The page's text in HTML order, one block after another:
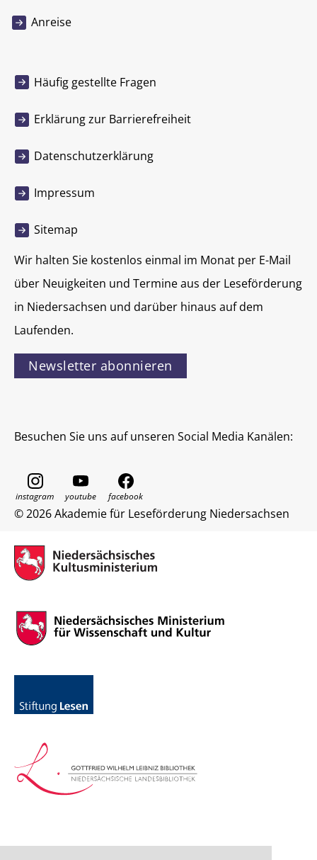
Anreise
Häufig gestellte Fragen
Erklärung zur Barrierefreiheit
Datenschutzerklärung
Impressum
Sitemap
Wir halten Sie kostenlos einmal im Monat per E-Mail
über Neuigkeiten und Termine aus der Leseförderung
in Niedersachsen und darüber hinaus auf dem
Laufenden.
Newsletter abonnieren
Besuchen Sie uns auf unseren Social Media Kanälen:
© 2026 Akademie für Leseförderung Niedersachsen